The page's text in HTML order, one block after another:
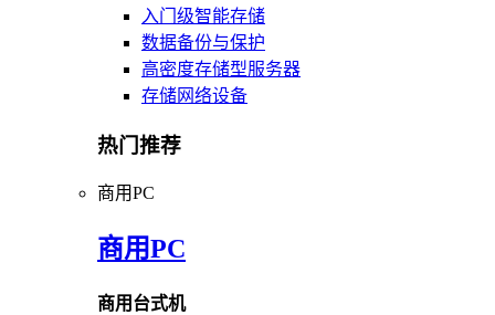
入门级智能存储
数据备份与保护
高密度存储型服务器
存储网络设备
热门推荐
商用PC
商用PC
商用台式机